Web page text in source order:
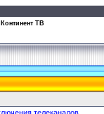
ТВ